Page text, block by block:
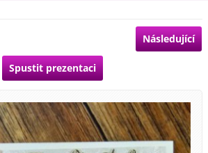
Následující
Spustit prezentaci